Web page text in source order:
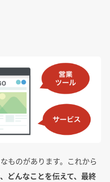
のポイント
ものがあります。これから
どんなことを伝えて、最終